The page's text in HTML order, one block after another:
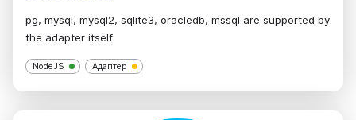
pg, mysql, mysql2, sqlite3, oracledb, mssql are supported by
the adapter itself
NodeJS Адаптер